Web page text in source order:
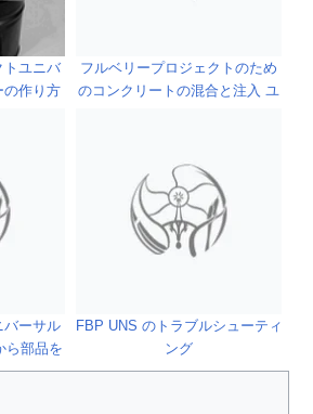
トユニバ
の作り方
フルベリープロジェクトのため
のコンクリートの混合と注入 ユ
バーサル
ら部品を
FBP UNS のトラブルシューティ
ング